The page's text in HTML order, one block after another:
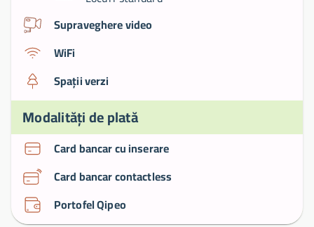
Supraveghere video
WiFi
Spații verzi
Modalități de plată
Card bancar cu inserare
Card bancar contactless
Portofel Qipeo